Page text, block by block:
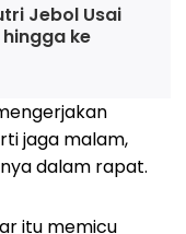
Jebol Usai
ke
jaga malam,
dalam rapat.
itu memicu